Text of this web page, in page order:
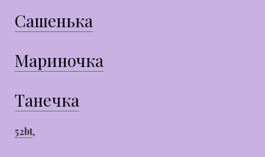
Сашенька
Мариночка
Танечка
52bt,